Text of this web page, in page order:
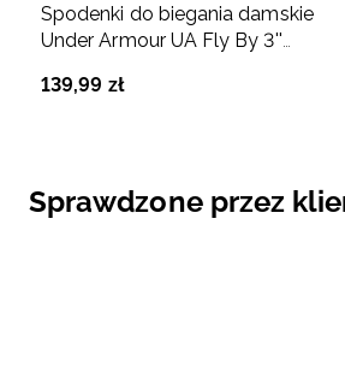
Spodenki do biegania damskie
Under Armour UA Fly By 3''
139,99 zł
Sprawdzone przez